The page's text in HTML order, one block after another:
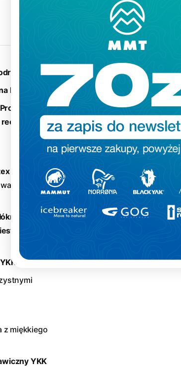
korpusie
Quantum
Ajungilak
Vislon
z miękkiego
YKK